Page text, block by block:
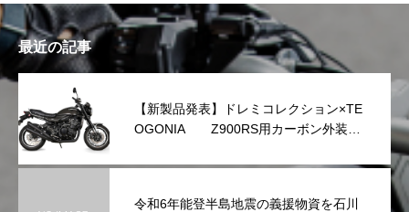
最近の記事
【新製品発表】ドレミコレクション×TE
OGONIA Z900RS用カーボン外装シ
令和6年能登半島地震の義援物資を石川